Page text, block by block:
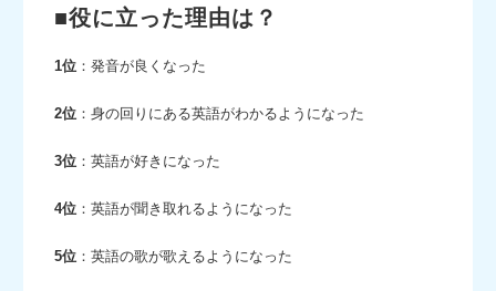
■役に立った理由は？
1位 ：発音が良くなった
2位 ：身の回りにある英語がわかるようになった
3位 ：英語が好きになった
4位 ：英語が聞き取れるようになった
5位 ：英語の歌が歌えるようになった